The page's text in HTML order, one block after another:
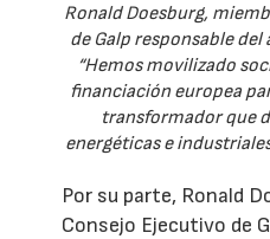
Ronald Doesburg,
de Galp responsable
“Hemos movilizado
financiación europea
transformador que
energéticas e
Por su parte, Ronald
Consejo Ejecutivo de